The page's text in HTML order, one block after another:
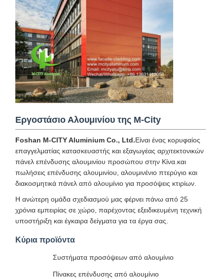
Εργοστάσιο Αλουμινίου της M-City
Foshan M-CITY Aluminium Co., Ltd.Είναι ένας κορυφαίος
επαγγελματίας κατασκευαστής και εξαγωγέας αρχιτεκτονικών
πάνελ επένδυσης αλουμινίου προσώπου στην Κίνα.και
πωλήσεις επένδυσης αλουμινίου, αλουμινένιο πτερύγιο και
διακοσμητικά πάνελ από αλουμίνιο για προσόψεις κτιρίων.
Η ανώτερη ομάδα σχεδιασμού μας φέρνει πάνω από 25
χρόνια εμπειρίας σε χώρο, παρέχοντας εξειδικευμένη τεχνική
υποστήριξη και έγκαιρα δείγματα για τα έργα σας.
Κύρια προϊόντα
Συστήματα προσόψεων από αλουμίνιο
Πίνακες επένδυσης από αλουμίνιο